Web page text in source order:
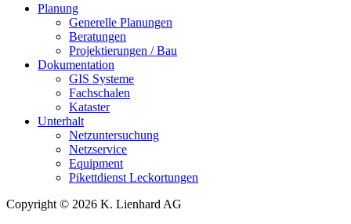
Planung
Generelle Planungen
Beratungen
Projektierungen / Bau
Dokumentation
GIS Systeme
Fachschalen
Kataster
Unterhalt
Netzuntersuchung
Netzservice
Equipment
Pikettdienst Leckortungen
Copyright © 2026 K. Lienhard AG